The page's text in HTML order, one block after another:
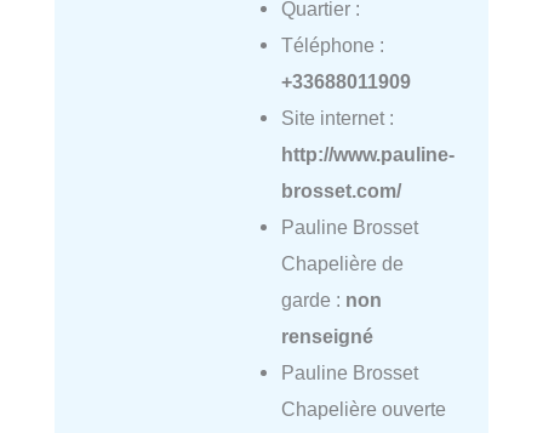
Quartier :
Téléphone :
+33688011909
Site internet :
http://www.pauline-
brosset.com/
Pauline Brosset
Chapelière de
garde : non
renseigné
Pauline Brosset
Chapelière ouverte